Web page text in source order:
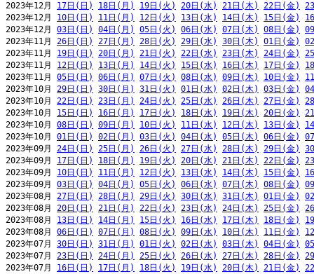
2023年12月 17日(日) 18日(月) 19日(火) 20日(水) 21日(木) 22日(金)
2023年12月 10日(日) 11日(月) 12日(火) 13日(水) 14日(木) 15日(金)
2023年12月 03日(日) 04日(月) 05日(火) 06日(水) 07日(木) 08日(金)
2023年11月 26日(日) 27日(月) 28日(火) 29日(水) 30日(木) 01日(金)
2023年11月 19日(日) 20日(月) 21日(火) 22日(水) 23日(木) 24日(金)
2023年11月 12日(日) 13日(月) 14日(火) 15日(水) 16日(木) 17日(金)
2023年11月 05日(日) 06日(月) 07日(火) 08日(水) 09日(木) 10日(金)
2023年10月 29日(日) 30日(月) 31日(火) 01日(水) 02日(木) 03日(金)
2023年10月 22日(日) 23日(月) 24日(火) 25日(水) 26日(木) 27日(金)
2023年10月 15日(日) 16日(月) 17日(火) 18日(水) 19日(木) 20日(金)
2023年10月 08日(日) 09日(月) 10日(火) 11日(水) 12日(木) 13日(金)
2023年10月 01日(日) 02日(月) 03日(火) 04日(水) 05日(木) 06日(金)
2023年09月 24日(日) 25日(月) 26日(火) 27日(水) 28日(木) 29日(金)
2023年09月 17日(日) 18日(月) 19日(火) 20日(水) 21日(木) 22日(金)
2023年09月 10日(日) 11日(月) 12日(火) 13日(水) 14日(木) 15日(金)
2023年09月 03日(日) 04日(月) 05日(火) 06日(水) 07日(木) 08日(金)
2023年08月 27日(日) 28日(月) 29日(火) 30日(水) 31日(木) 01日(金)
2023年08月 20日(日) 21日(月) 22日(火) 23日(水) 24日(木) 25日(金)
2023年08月 13日(日) 14日(月) 15日(火) 16日(水) 17日(木) 18日(金)
2023年08月 06日(日) 07日(月) 08日(火) 09日(水) 10日(木) 11日(金)
2023年07月 30日(日) 31日(月) 01日(火) 02日(水) 03日(木) 04日(金)
2023年07月 23日(日) 24日(月) 25日(火) 26日(水) 27日(木) 28日(金)
2023年07月 16日(日) 17日(月) 18日(火) 19日(水) 20日(木) 21日(金)